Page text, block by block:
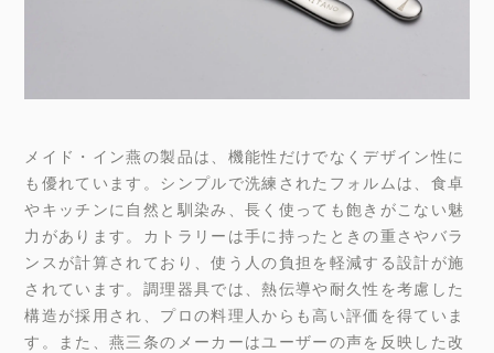
メイド・イン燕の製品は、機能性だけでなくデザイン性に
も優れています。シンプルで洗練されたフォルムは、食卓
やキッチンに自然と馴染み、長く使っても飽きがこない魅
力があります。カトラリーは手に持ったときの重さやバラ
ンスが計算されており、使う人の負担を軽減する設計が施
されています。調理器具では、熱伝導や耐久性を考慮した
構造が採用され、プロの料理人からも高い評価を得ていま
す。また、燕三条のメーカーはユーザーの声を反映した改